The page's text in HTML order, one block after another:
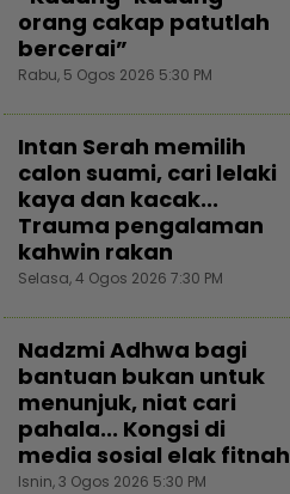
orang cakap patutlah
bercerai”
Rabu, 5 Ogos 2026 5:30 PM
Intan Serah memilih
calon suami, cari lelaki
kaya dan kacak...
Trauma pengalaman
kahwin rakan
Selasa, 4 Ogos 2026 7:30 PM
Nadzmi Adhwa bagi
bantuan bukan untuk
menunjuk, niat cari
pahala... Kongsi di
media sosial elak fitnah
Isnin, 3 Ogos 2026 5:30 PM